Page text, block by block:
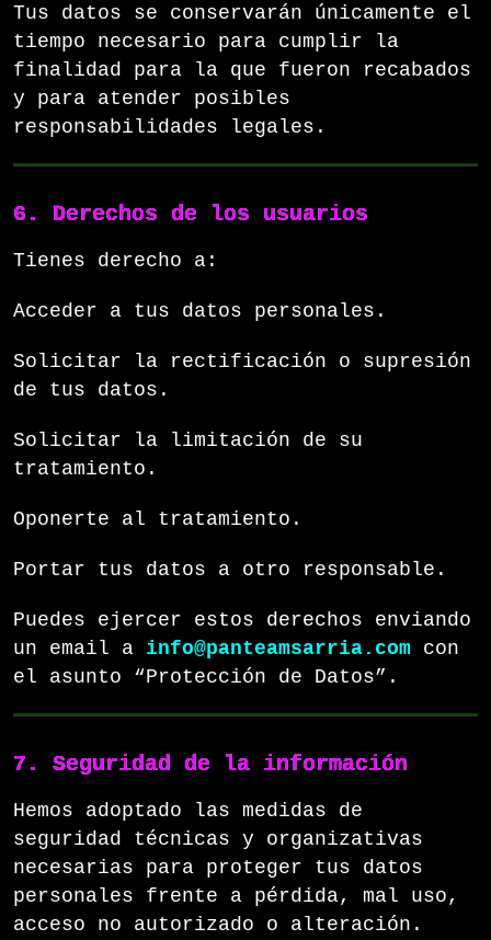
Tus datos se conservarán únicamente el
tiempo necesario para cumplir la
finalidad para la que fueron recabados
y para atender posibles
responsabilidades legales.
6. Derechos de los usuarios
Tienes derecho a:
Acceder a tus datos personales.
Solicitar la rectificación o supresión
de tus datos.
Solicitar la limitación de su
tratamiento.
Oponerte al tratamiento.
Portar tus datos a otro responsable.
Puedes ejercer estos derechos enviando
un email a info@panteamsarria.com con
el asunto “Protección de Datos”.
7. Seguridad de la información
Hemos adoptado las medidas de
seguridad técnicas y organizativas
necesarias para proteger tus datos
personales frente a pérdida, mal uso,
acceso no autorizado o alteración.